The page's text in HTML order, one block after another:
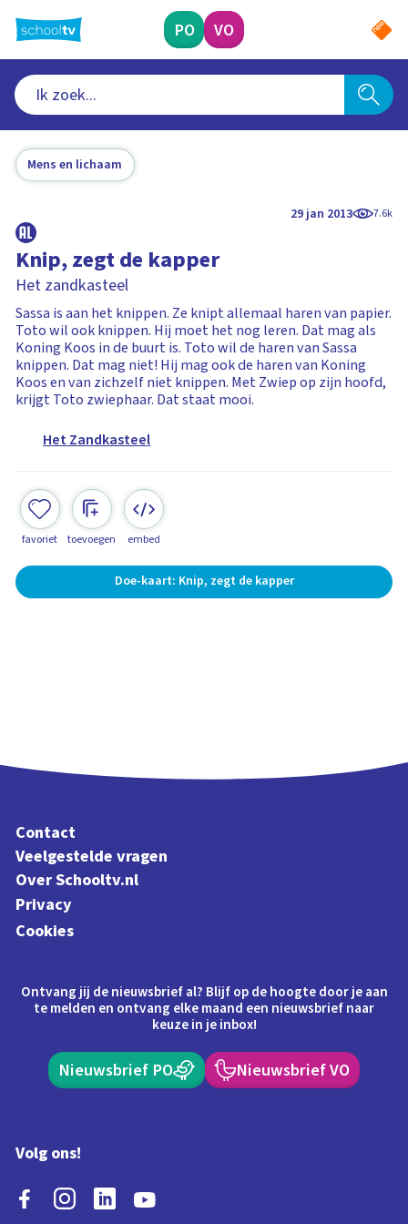
naar
hoofdinhoud
PO VO
Mens en lichaam
29 jan 2013 7.6k
Knip, zegt de kapper
Het zandkasteel
Sassa is aan het knippen. Ze knipt allemaal haren van papier.
Toto wil ook knippen. Hij moet het nog leren. Dat mag als
Koning Koos in de buurt is. Toto wil de haren van Sassa
knippen. Dat mag niet! Hij mag ook de haren van Koning
Koos en van zichzelf niet knippen. Met Zwiep op zijn hoofd,
krijgt Toto zwiephaar. Dat staat mooi.
Het Zandkasteel
favoriet toevoegen embed
Doe-kaart: Knip, zegt de kapper
Contact
Veelgestelde vragen
Over Schooltv.nl
Privacy
Cookies
Ontvang jij de nieuwsbrief al? Blijf op de hoogte door je aan
te melden en ontvang elke maand een nieuwsbrief naar
keuze in je inbox!
Nieuwsbrief PO Nieuwsbrief VO
Volg ons!